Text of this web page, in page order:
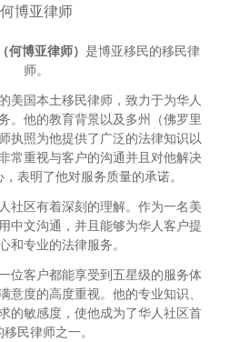
何博亚律师
博亚律师） 是博亚移民的移民律
师。
美国本土移民律师，致力于为华人
。他的教育背景以及多州（佛罗里
执照为他提供了广泛的法律知识以
常重视与客户的沟通并且对他解决
表明了他对服务质量的承诺。
社区有着深刻的理解。作为一名美
中文沟通，并且能够为华人客户提
和专业的法律服务。
位客户都能享受到五星级的服务体
意度的高度重视。他的专业知识、
的敏感度，使他成为了华人社区首
民律师之一。